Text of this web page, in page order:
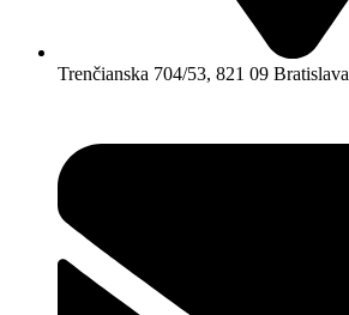
Trenčianska 704/53, 821 09 Bratislava